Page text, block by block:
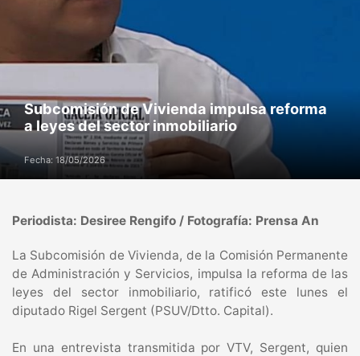
Subcomisión de Vivienda impulsa reforma
a leyes del sector inmobiliario
Fecha: 18/05/2026
Periodista: Desiree Rengifo / Fotografía: Prensa An
La Subcomisión de Vivienda, de la Comisión Permanente
de Administración y Servicios, impulsa la reforma de las
leyes del sector inmobiliario, ratificó este lunes el
diputado Rigel Sergent (PSUV/Dtto. Capital).
En una entrevista transmitida por VTV, Sergent, quien